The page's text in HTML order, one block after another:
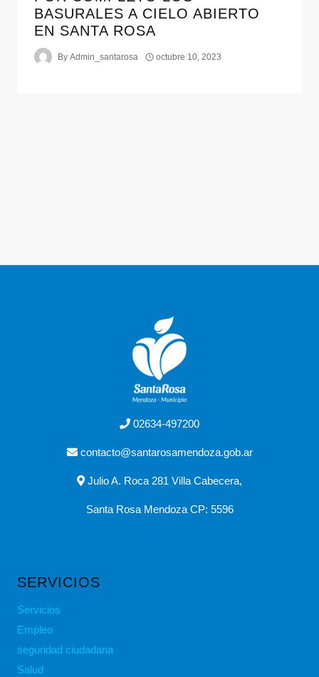
BASURALES A CIELO ABIERTO
EN SANTA ROSA
By Admin_santarosa octubre 10, 2023
02634-497200
contacto@santarosamendoza.gob.ar
Julio A. Roca 281 Villa Cabecera,
Santa Rosa Mendoza CP: 5596
SERVICIOS
Servicios
Empleo
seguridad ciudadana
Salud